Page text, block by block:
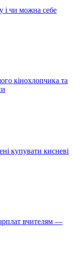
і чи можна себе
кінохлопчика та
купувати кисневі
вчителям —